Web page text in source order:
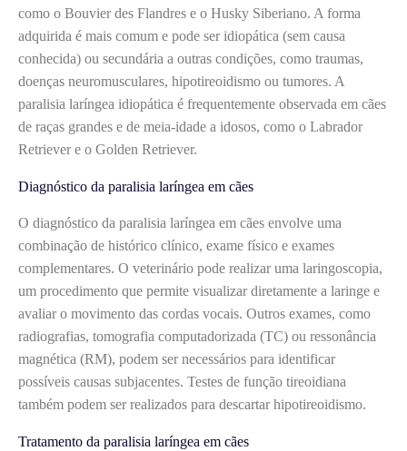
como o Bouvier des Flandres e o Husky Siberiano. A forma
adquirida é mais comum e pode ser idiopática (sem causa
conhecida) ou secundária a outras condições, como traumas,
doenças neuromusculares, hipotireoidismo ou tumores. A
paralisia laríngea idiopática é frequentemente observada em cães
de raças grandes e de meia-idade a idosos, como o Labrador
Retriever e o Golden Retriever.
Diagnóstico da paralisia laríngea em cães
O diagnóstico da paralisia laríngea em cães envolve uma
combinação de histórico clínico, exame físico e exames
complementares. O veterinário pode realizar uma laringoscopia,
um procedimento que permite visualizar diretamente a laringe e
avaliar o movimento das cordas vocais. Outros exames, como
radiografias, tomografia computadorizada (TC) ou ressonância
magnética (RM), podem ser necessários para identificar
possíveis causas subjacentes. Testes de função tireoidiana
também podem ser realizados para descartar hipotireoidismo.
Tratamento da paralisia laríngea em cães